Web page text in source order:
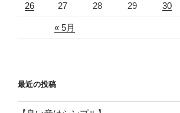
« 5月
26 27 28 29 30
最近の投稿